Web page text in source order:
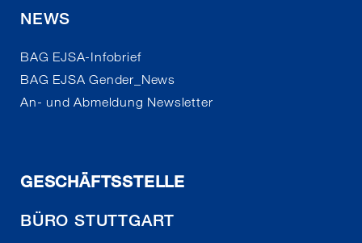
NEWS
BAG EJSA-Infobrief
BAG EJSA Gender_News
An- und Abmeldung Newsletter
GESCHÄFTSSTELLE
BÜRO STUTTGART